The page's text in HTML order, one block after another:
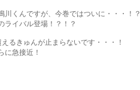
川くんですが、今巻ではついに・・・！？
ライバル登場！？！？
るきゅんが止まらないです・・・！
に急接近！